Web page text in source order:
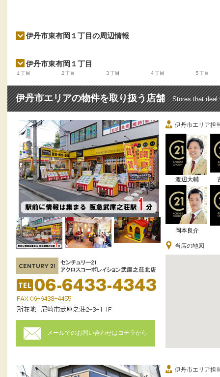
伊丹市東有岡１丁目の周辺情報
伊丹市東有岡１丁目
１丁目 ２丁目 ３丁目 ４丁目 ５丁目
伊丹市エリアの物件を取り扱う店舗 Stores that deal
メールでのお問い合わせはコチラから
伊丹市エリア担
渡辺大輔
岡本良介
当店の地図
伊丹市エリア担